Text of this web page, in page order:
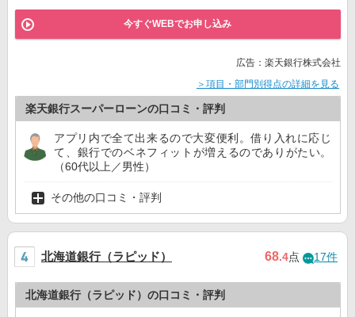
今すぐWEBでお申し込み
広告：楽天銀行株式会社
＞項目・部門別得点の詳細を見る
楽天銀行スーパーローンの口コミ・評判
アプリ内で全て出来るので大変便利。借り入れに応じ
て、銀行でのベネフィットが増えるのでありがたい。
（60代以上／男性）
その他の口コミ・評判
北海道銀行（ラピッド） 68.4点 17件
北海道銀行（ラピッド）の口コミ・評判